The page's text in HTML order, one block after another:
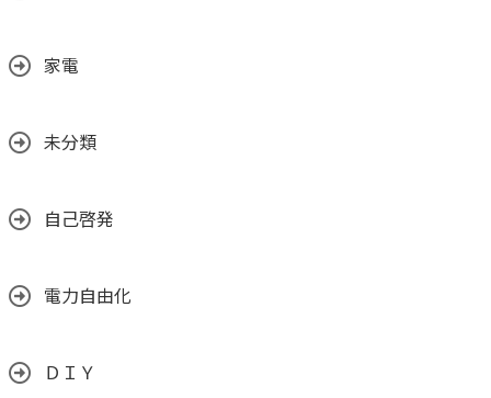
家電
未分類
自己啓発
電力自由化
ＤＩＹ